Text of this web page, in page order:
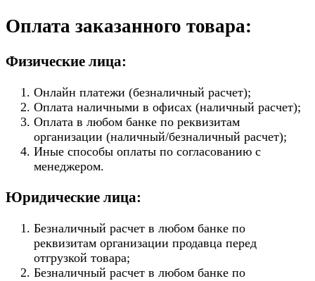
Оплата заказанного товара:
Физические лица:
Онлайн платежи (безналичный расчет);
Оплата наличными в офисах (наличный расчет);
Оплата в любом банке по реквизитам
организации (наличный/безналичный расчет);
Иные способы оплаты по согласованию с
менеджером.
Юридические лица:
Безналичный расчет в любом банке по
реквизитам организации продавца перед
отгрузкой товара;
Безналичный расчет в любом банке по